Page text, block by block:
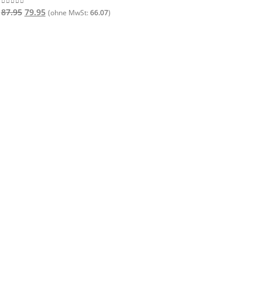
0out of 5
87.95 Ursprünglicher
79.95Aktueller
(ohne MwSt:66.07)